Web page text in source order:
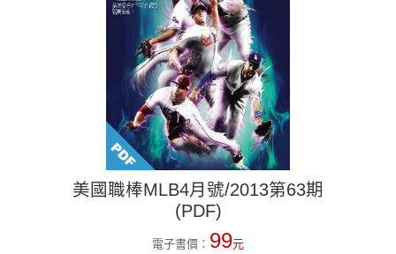
美國職棒MLB4月號/2013第63期
(PDF)
電子書價： 99元